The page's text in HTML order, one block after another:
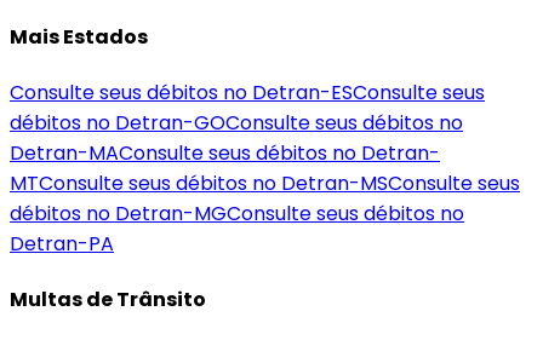
Mais Estados
Consulte seus débitos no Detran-ESConsulte seus
débitos no Detran-GOConsulte seus débitos no
Detran-MAConsulte seus débitos no Detran-
MTConsulte seus débitos no Detran-MSConsulte seus
débitos no Detran-MGConsulte seus débitos no
Detran-PA
Multas de Trânsito